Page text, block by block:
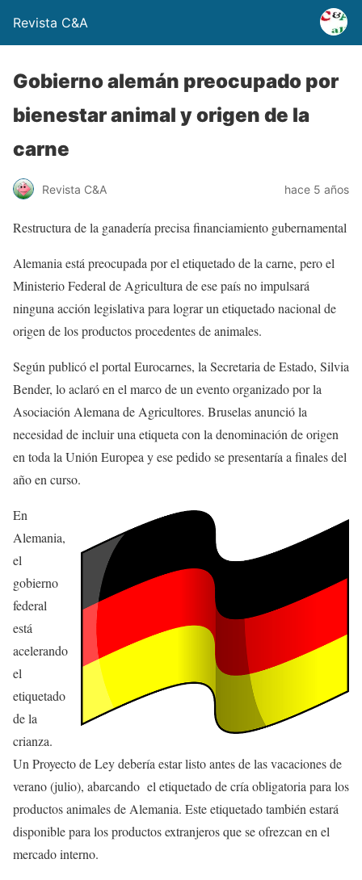
Revista C&A
Gobierno alemán preocupado por
bienestar animal y origen de la
carne
Revista C&A hace 5 años
Restructura de la ganadería precisa financiamiento gubernamental
Alemania está preocupada por el etiquetado de la carne, pero el
Ministerio Federal de Agricultura de ese país no impulsará
ninguna acción legislativa para lograr un etiquetado nacional de
origen de los productos procedentes de animales.
Según publicó el portal Eurocarnes, la Secretaria de Estado, Silvia
Bender, lo aclaró en el marco de un evento organizado por la
Asociación Alemana de Agricultores. Bruselas anunció la
necesidad de incluir una etiqueta con la denominación de origen
en toda la Unión Europea y ese pedido se presentaría a finales del
año en curso.
En
Alemania,
el
gobierno
federal
está
acelerando
el
etiquetado
de la
crianza.
Un Proyecto de Ley debería estar listo antes de las vacaciones de
verano (julio), abarcando el etiquetado de cría obligatoria para los
productos animales de Alemania. Este etiquetado también estará
disponible para los productos extranjeros que se ofrezcan en el
mercado interno.